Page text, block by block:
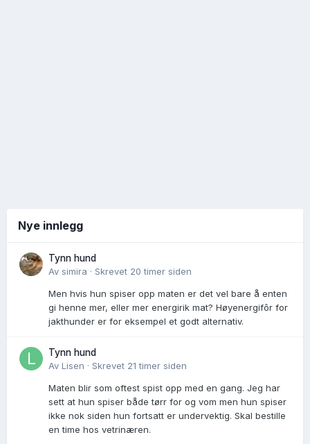
Nye innlegg
Tynn hund
Av simira · Skrevet 20 timer siden
Men hvis hun spiser opp maten er det vel bare å enten
gi henne mer, eller mer energirik mat? Høyenergifôr for
jakthunder er for eksempel et godt alternativ.
Tynn hund
Av Lisen · Skrevet 21 timer siden
Maten blir som oftest spist opp med en gang. Jeg har
sett at hun spiser både tørr for og vom men hun spiser
ikke nok siden hun fortsatt er undervektig. Skal bestille
en time hos vetrinæren.